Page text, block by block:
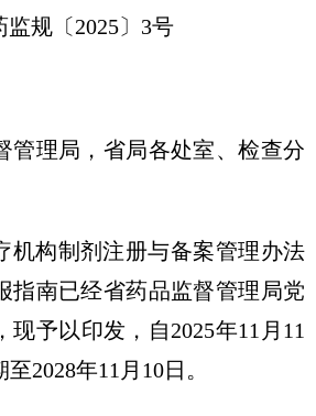
监规〔2025〕3号
管理局，省局各处室、检查分
机构制剂注册与备案管理办法
指南已经省药品监督管理局党
现予以印发，自2025年11月11
2028年11月10日。